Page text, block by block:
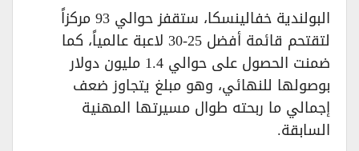
البولندية خفالينسكا، ستقفز حوالي 93 مركزاً
لتقتحم قائمة أفضل 25-30 لاعبة عالمياً، كما
ضمنت الحصول على حوالي 1.4 مليون دولار
بوصولها للنهائي، وهو مبلغ يتجاوز ضعف
إجمالي ما ربحته طوال مسيرتها المهنية
السابقة.